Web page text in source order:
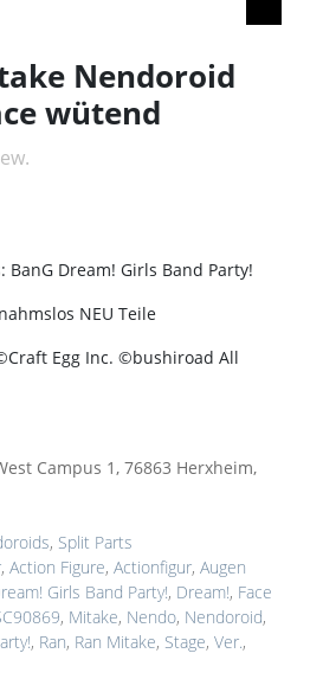
Nendoroid
wütend
BanG Dream! Girls Band Party!
NEU Teile
Egg Inc. ©bushiroad All
Campus 1, 76863 Herxheim,
, Split Parts
, Action Figure, Actionfigur, Augen
Girls Band Party!, Dream!, Face
, Mitake, Nendo, Nendoroid,
, Ran, Ran Mitake, Stage, Ver.,